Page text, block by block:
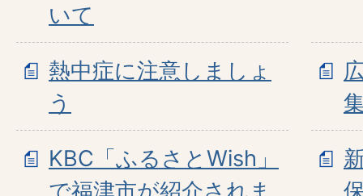
いて
熱中症に注意しましょ
う
KBC「ふるさとWish」